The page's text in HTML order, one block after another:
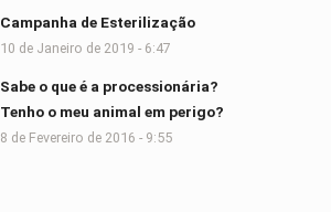
Campanha de Esterilização
10 de Janeiro de 2019 - 6:47
Sabe o que é a processionária?
Tenho o meu animal em perigo?
8 de Fevereiro de 2016 - 9:55